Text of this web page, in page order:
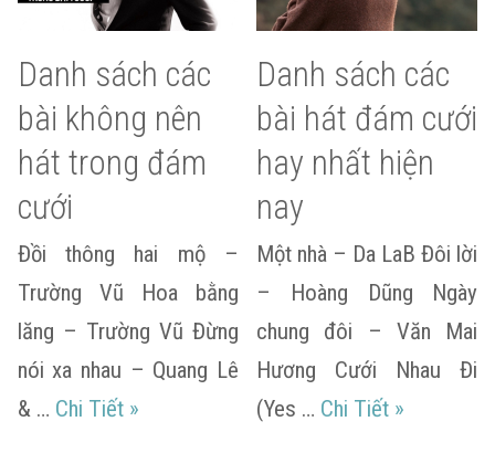
Danh sách các
bài không nên
hát trong đám
cưới
Đồi thông hai mộ –
Trường Vũ Hoa bằng
lăng – Trường Vũ Đừng
nói xa nhau – Quang Lê
& … Chi Tiết Danh sách các bài không nên hát trong
»
Danh sách các
bài hát đám cưới
hay nhất hiện
nay
Một nhà – Da LaB Đôi lời
– Hoàng Dũng Ngày
chung đôi – Văn Mai
Hương Cưới Nhau Đi
(Yes … Chi Tiết Danh sách
»